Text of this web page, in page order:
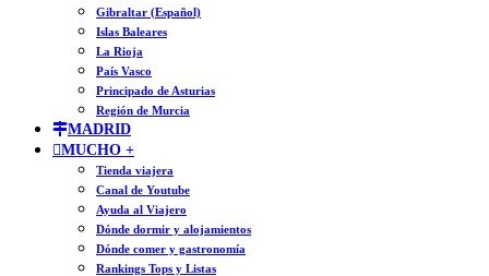
Gibraltar (Español)
Islas Baleares
La Rioja
País Vasco
Principado de Asturias
Región de Murcia
MADRID
MUCHO +
Tienda viajera
Canal de Youtube
Ayuda al Viajero
Dónde dormir y alojamientos
Dónde comer y gastronomía
Rankings Tops y Listas